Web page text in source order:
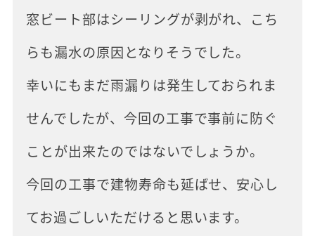
窓ビート部はシーリングが剥がれ、こち
らも漏水の原因となりそうでした。
幸いにもまだ雨漏りは発生しておられま
せんでしたが、今回の工事で事前に防ぐ
ことが出来たのではないでしょうか。
今回の工事で建物寿命も延ばせ、安心し
てお過ごしいただけると思います。